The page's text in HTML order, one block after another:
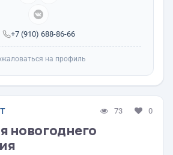
+7 (910) 688-86-66
на профиль
73 0
новогоднего